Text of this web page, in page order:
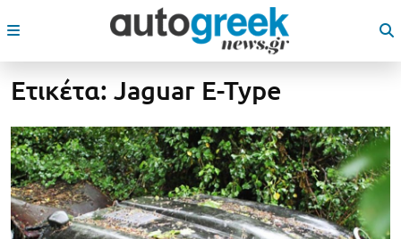
Ετικέτα: Jaguar E-Type